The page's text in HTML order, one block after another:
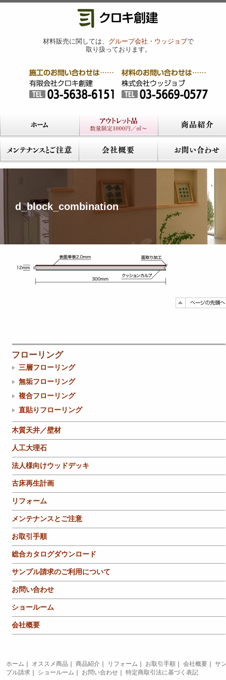
材料販売に関しては、 グループ会社・ウッジョブで
取り扱っております。
d_block_combination
フローリング
三層フローリング
無垢フローリング
複合フローリング
直貼りフローリング
木質天井／壁材
人工大理石
法人様向けウッドデッキ
古床再生計画
リフォーム
メンテナンスとご注意
お取引手順
総合カタログダウンロード
サンプル請求のご利用について
お問い合わせ
ショールーム
会社概要
ホーム オススメ商品 商品紹介｜ リフォーム お取引手順｜ 会社概要｜
サ
プル請求｜ ショールーム お問い合わせ｜ 特定商取引法に基づく表記